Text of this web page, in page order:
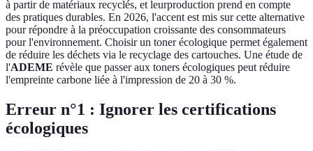
à partir de matériaux recyclés, et leurproduction prend en compte
des pratiques durables. En 2026, l'accent est mis sur cette alternative
pour répondre à la préoccupation croissante des consommateurs
pour l'environnement. Choisir un toner écologique permet également
de réduire les déchets via le recyclage des cartouches. Une étude de
l'ADEME révèle que passer aux toners écologiques peut réduire
l'empreinte carbone liée à l'impression de 20 à 30 %.
Erreur n°1 : Ignorer les certifications
écologiques